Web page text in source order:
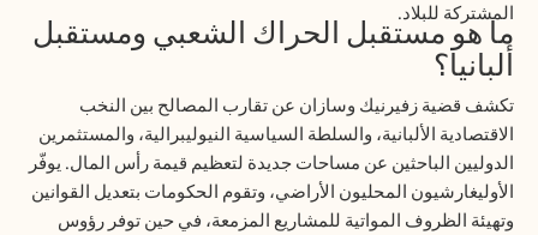
المشتركة للبلاد.
ما هو مستقبل الحراك الشعبي ومستقبل
ألبانيا؟
تكشف قضية زفيرنيك وسازان عن تقارب المصالح بين النخب
الاقتصادية الألبانية، والسلطة السياسية النيوليبرالية، والمستثمرين
الدوليين الباحثين عن مساحات جديدة لتعظيم قيمة رأس المال. يوفّر
الأوليغارشيون المحليون الأراضي، وتقوم الحكومات بتعديل القوانين
وتهيئة الظروف المواتية للمشاريع المزمعة، في حين توفر رؤوس